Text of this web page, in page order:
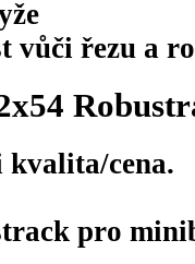
vůči řezu a
kvalita/cena.
pro